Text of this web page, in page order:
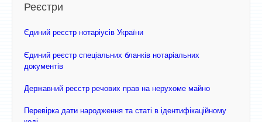
Реєстри
Єдиний реєстр нотаріусів України
Єдиний реєстр спеціальних бланків нотаріальних
документів
Державний реєстр речових прав на нерухоме майно
Перевірка дати народження та статі в ідентифікаційному